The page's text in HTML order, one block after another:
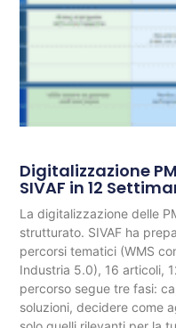
Digitalizzazione
SIVAF in 12
La digitalizzazione delle
strutturato. SIVAF ha
percorsi tematici (WMS
Industria 5.0), 16 articoli,
percorso segue tre fasi:
soluzioni, decidere come